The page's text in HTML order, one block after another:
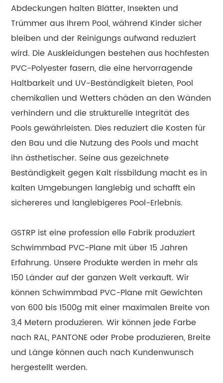
Abdeckungen halten Blätter, Insekten und
Trümmer aus Ihrem Pool, während Kinder sicher
bleiben und der Reinigungs aufwand reduziert
wird. Die Auskleidungen bestehen aus hochfesten
PVC-Polyester fasern, die eine hervorragende
Haltbarkeit und UV-Beständigkeit bieten, Pool
chemikalien und Wetters chäden an den Wänden
verhindern und die strukturelle Integrität des
Pools gewährleisten. Dies reduziert die Kosten für
den Bau und die Nutzung des Pools und macht
ihn ästhetischer. Seine aus gezeichnete
Beständigkeit gegen Kalt rissbildung macht es in
kalten Umgebungen langlebig und schafft ein
sichereres und langlebigeres Pool-Erlebnis.
GSTRP ist eine profession elle Fabrik produziert
Schwimmbad PVC-Plane mit über 15 Jahren
Erfahrung. Unsere Produkte werden in mehr als
150 Länder auf der ganzen Welt verkauft. Wir
können Schwimmbad PVC-Plane mit Gewichten
von 600 bis 1500g mit einer maximalen Breite von
3,4 Metern produzieren. Wir können jede Farbe
nach RAL, PANTONE oder Probe produzieren, Breite
und Länge können auch nach Kundenwunsch
hergestellt werden.